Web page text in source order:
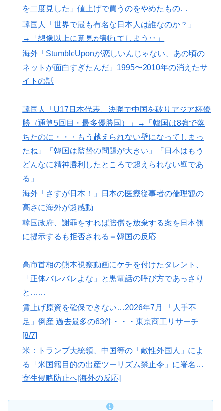
を二度見した」値上げで買うのをやめたもの…
韓国人「世界で最も有名な日本人は誰なのか？」
→「想像以上に意見が割れてしまう‥」
海外「StumbleUponが恋しいんじゃない、あの頃の
ネットが面白すぎたんだ」1995〜2010年の消えたサ
イトの話
韓国人「U17日本代表、決勝で中国を破りアジア杯優
勝（通算5回目・最多優勝国）」→「韓国は8強で落
ちたのに・・・もう越えられない壁になってしまっ
たね」「韓国は監督の問題が大きい」「日本はもう
どんなに精神勝利したところで超えられない壁であ
る」
海外「さすが日本！」日本の医療従事者の倫理観の
高さに海外が超感動
韓国政府、謝罪をすれば賠償を放棄する案を日本側
に提示するも拒否される＝韓国の反応
高市首相の熊本視察動画にケチを付けたタレント、
「正体バレバレよな」と黒電話の呼び方であっさり
と……
賃上げ原資を確保できない…2026年7月 「人手不
足」倒産 過去最多の63件・・・東京商工リサーチ
[8/7]
米：トランプ大統領、中国等の「敵性外国人」によ
る「米国籍目的の出産ツーリズム禁止令」に署名…
寄生侵略防止へ[海外の反応]